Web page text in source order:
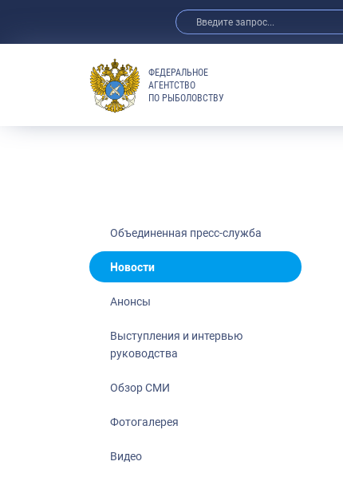
Анонсы
Выставки
Большая
ФЕДЕРАЛЬНОЕ
АГЕНТСТВО
ПО РЫБОЛОВСТВУ
Объединенная пресс-служба
Новости
Анонсы
Выступления и интервью
руководства
Обзор СМИ
Фотогалерея
Видео